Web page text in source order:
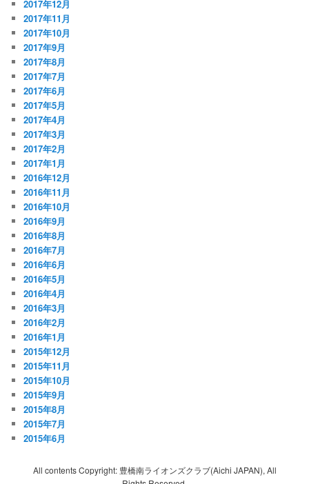
2017年12月
2017年11月
2017年10月
2017年9月
2017年8月
2017年7月
2017年6月
2017年5月
2017年4月
2017年3月
2017年2月
2017年1月
2016年12月
2016年11月
2016年10月
2016年9月
2016年8月
2016年7月
2016年6月
2016年5月
2016年4月
2016年3月
2016年2月
2016年1月
2015年12月
2015年11月
2015年10月
2015年9月
2015年8月
2015年7月
2015年6月
All contents Copyright: 豊橋南ライオンズクラブ(Aichi JAPAN), All